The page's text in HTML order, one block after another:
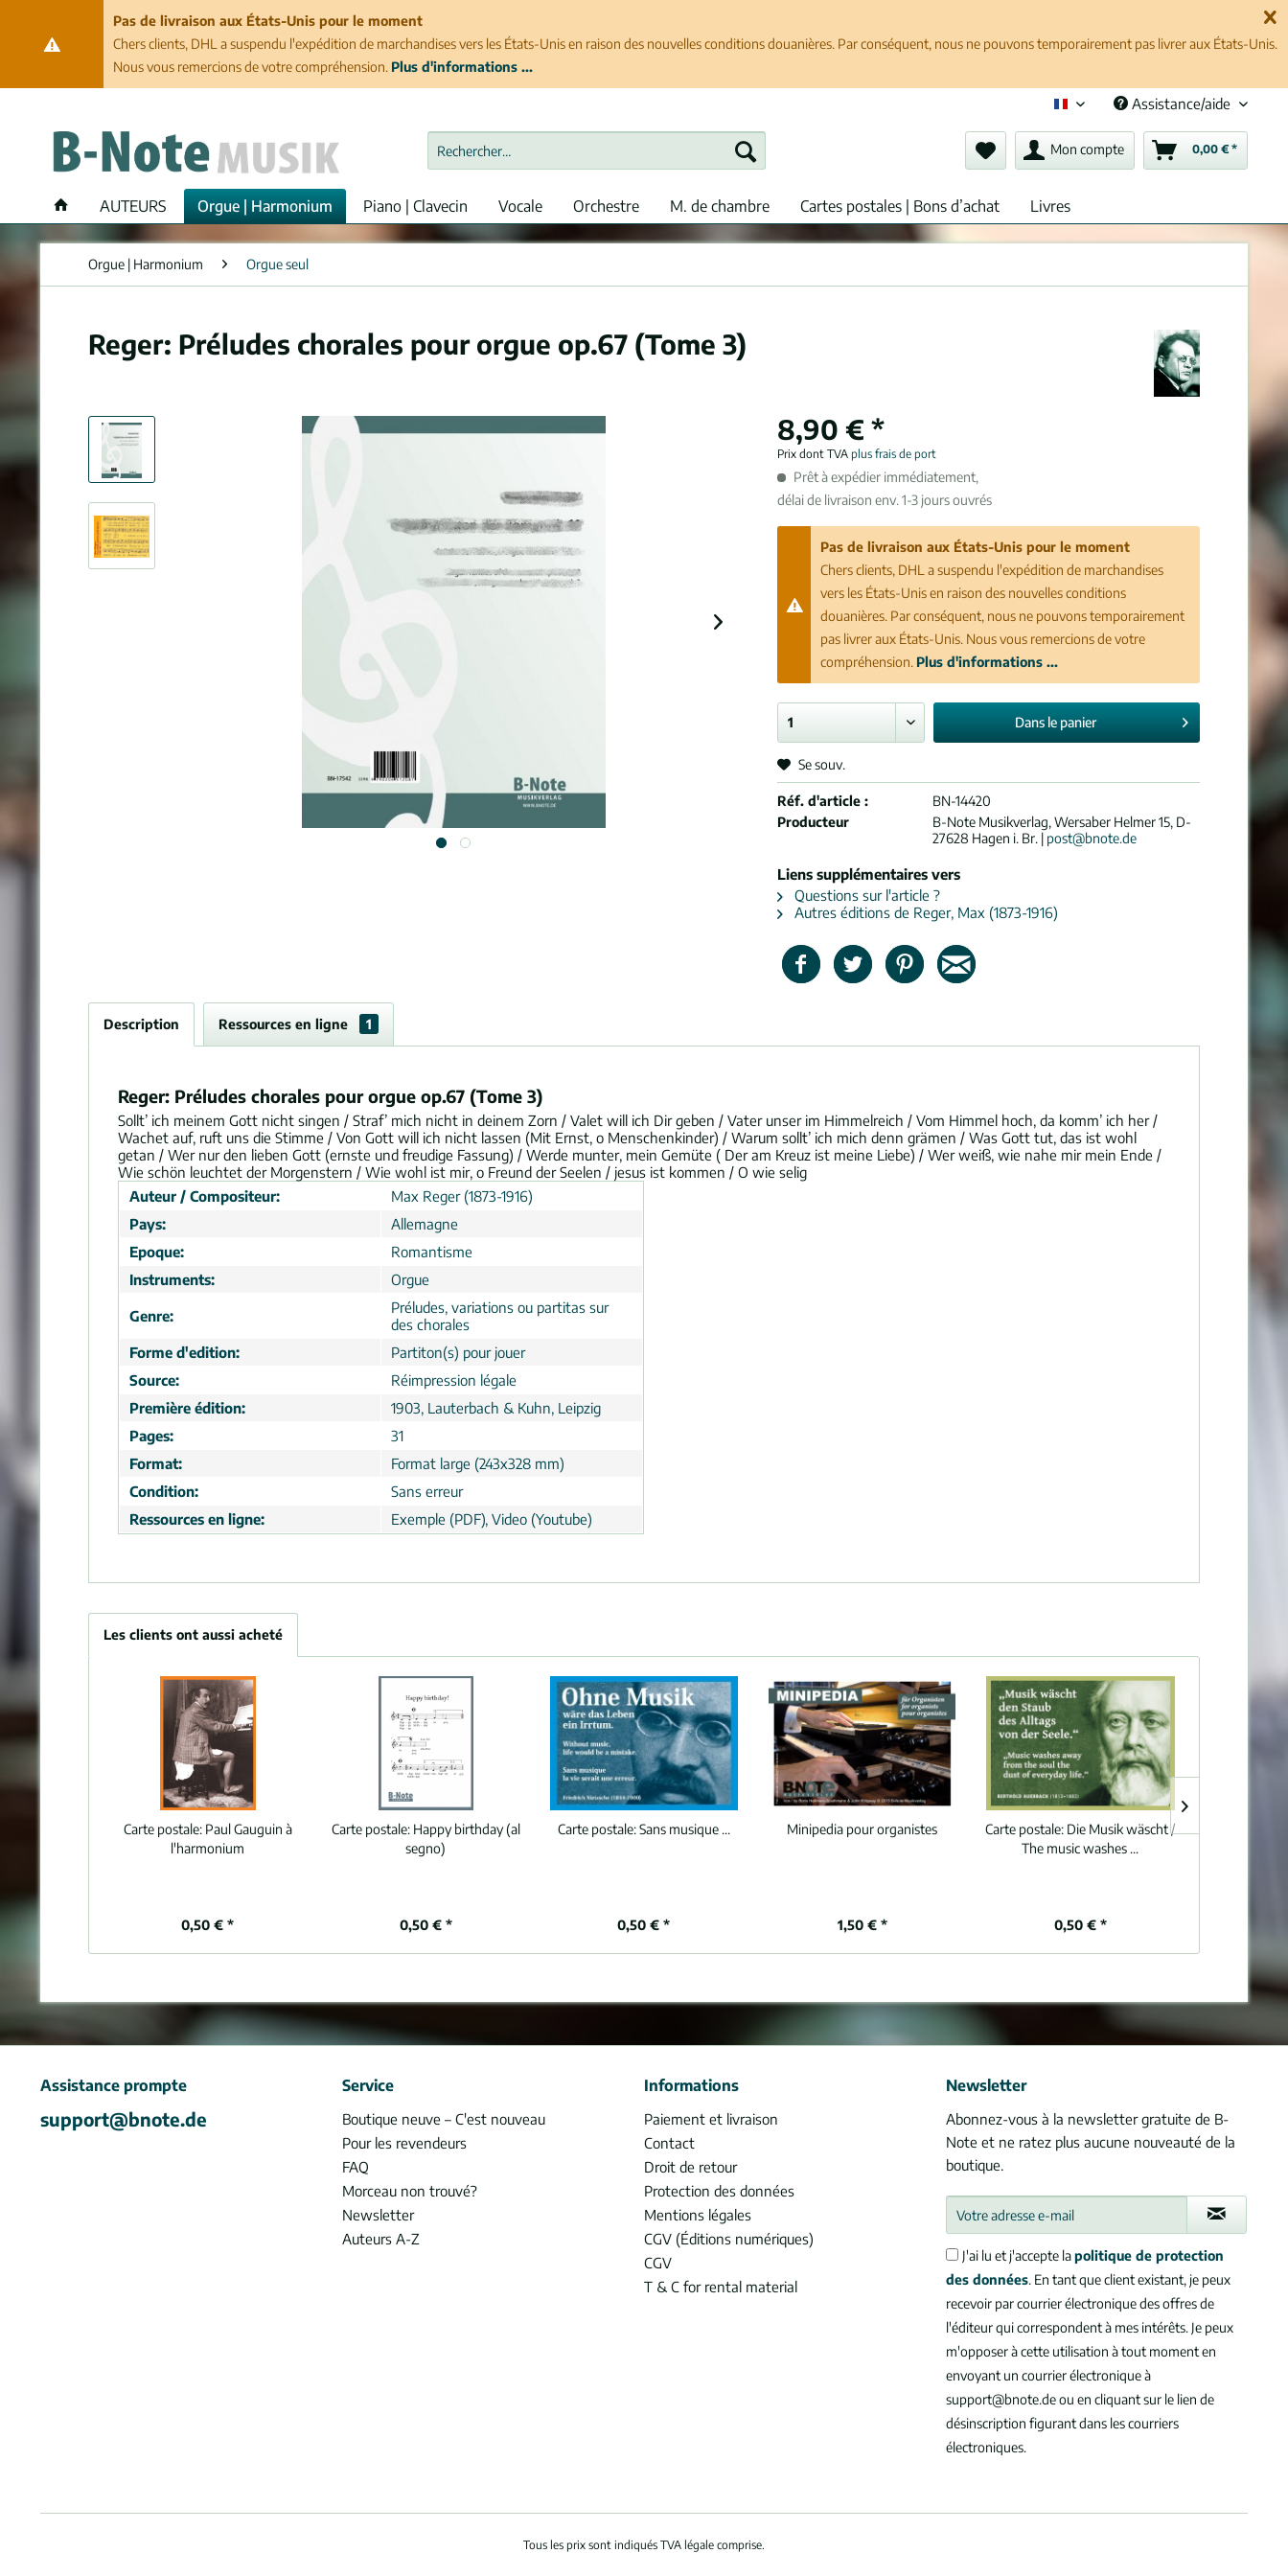
Pas de livraison aux États-Unis pour le moment
Chers clients, DHL a suspendu l'expédition de marchandises vers les États-Unis en raison des nouvelles conditions douanières. Par conséquent, nous ne pouvons temporairement pas livrer aux États-Unis.
Nous vous remercions de votre compréhension. Plus d'informations ...
Français (fr)Assistance/aide
Mon compte 0,00 € *
AUTEURS Orgue | Harmonium Piano | Clavecin Vocale Orchestre M. de chambre Cartes postales | Bons d’achat Livres
Orgue | Harmonium Orgue seul
Reger: Préludes chorales pour orgue op.67 (Tome 3)
8,90 € *
Prix dont TVAplus frais de port
Prêt à expédier immédiatement,
délai de livraison env. 1-3 jours ouvrés
Pas de livraison aux États-Unis pour le moment
Chers clients, DHL a suspendu l'expédition de marchandises
vers les États-Unis en raison des nouvelles conditions
douanières. Par conséquent, nous ne pouvons temporairement
pas livrer aux États-Unis. Nous vous remercions de votre
compréhension. Plus d'informations ...
Dans le panier
Se souv.
Réf. d'article :
BN-14420
Producteur
B-Note Musikverlag, Wersaber Helmer 15, D-
27628 Hagen i. Br. | post@bnote.de
Liens supplémentaires vers
Questions sur l'article ?
Autres éditions de Reger, Max (1873-1916)
Description Ressources en ligne 1
Reger: Préludes chorales pour orgue op.67 (Tome 3)
Sollt’ ich meinem Gott nicht singen / Straf’ mich nicht in deinem Zorn / Valet will ich Dir geben / Vater unser im Himmelreich / Vom Himmel hoch, da komm’ ich her /
Wachet auf, ruft uns die Stimme / Von Gott will ich nicht lassen (Mit Ernst, o Menschenkinder) / Warum sollt’ ich mich denn grämen / Was Gott tut, das ist wohl
getan / Wer nur den lieben Gott (ernste und freudige Fassung) / Werde munter, mein Gemüte ( Der am Kreuz ist meine Liebe) / Wer weiß, wie nahe mir mein Ende /
Wie schön leuchtet der Morgenstern / Wie wohl ist mir, o Freund der Seelen / jesus ist kommen / O wie selig
Auteur / Compositeur:
Max Reger (1873-1916)
Pays:
Allemagne
Epoque:
Romantisme
Instruments:
Orgue
Genre:
Préludes, variations ou partitas sur
des chorales
Forme d'edition:
Partiton(s) pour jouer
Source:
Réimpression légale
Première édition:
1903, Lauterbach & Kuhn, Leipzig
Pages:
31
Format:
Format large (243x328 mm)
Condition:
Sans erreur
Ressources en ligne:
Exemple (PDF), Video (Youtube)
Les clients ont aussi acheté
Carte postale: Paul Gauguin à
l'harmonium
0,50 € *
Carte postale: Happy birthday (al
segno)
0,50 € *
Carte postale:Sans musique ...
0,50 € *
Minipedia pour organistes
1,50 € *
Carte postale: Die Musik wäscht /
The music washes ...
0,50 € *
Assistance prompte
support@bnote.de
Service
Boutique neuve – C'est nouveau
Pour les revendeurs
FAQ
Morceau non trouvé?
Newsletter
Auteurs A-Z
Informations
Paiement et livraison
Contact
Droit de retour
Protection des données
Mentions légales
CGV (Éditions numériques)
CGV
T & C for rental material
Newsletter
Abonnez-vous à la newsletter gratuite de B-
Note et ne ratez plus aucune nouveauté de la
boutique.
J'ai lu et j'accepte lapolitique de protection
des données. En tant que client existant, je peux
recevoir par courrier électronique des offres de
l'éditeur qui correspondent à mes intérêts. Je peux
m'opposer à cette utilisation à tout moment en
envoyant un courrier électronique à
support@bnote.de ou en cliquant sur le lien de
désinscription figurant dans les courriers
électroniques.
Tous les prix sont indiqués TVA légale comprise.